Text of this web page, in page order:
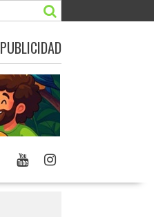
PUBLICIDAD